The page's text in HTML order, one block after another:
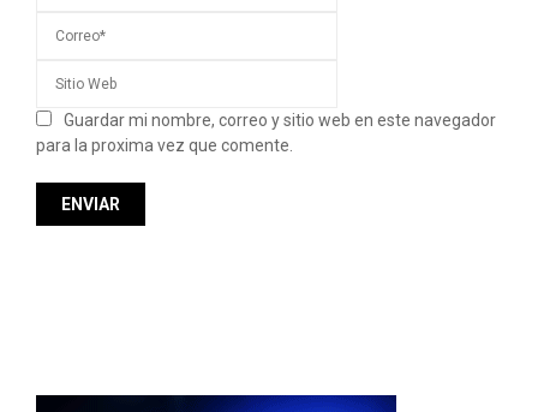
Guardar mi nombre, correo y sitio web en este navegador
para la proxima vez que comente.